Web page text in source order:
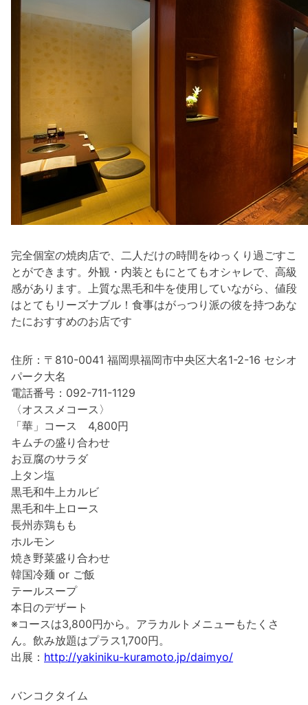
完全個室の焼肉店で、二人だけの時間をゆっくり過ごすこ
とができます。外観・内装ともにとてもオシャレで、高級
感があります。上質な黒毛和牛を使用していながら、値段
はとてもリーズナブル！食事はがっつり派の彼を持つあな
たにおすすめのお店です
住所：〒810-0041 福岡県福岡市中央区大名1-2-16 セシオ
パーク大名
電話番号：092-711-1129
〈オススメコース〉
「華」コース 4,800円
キムチの盛り合わせ
お豆腐のサラダ
上タン塩
黒毛和牛上カルビ
黒毛和牛上ロース
長州赤鶏もも
ホルモン
焼き野菜盛り合わせ
韓国冷麺 or ご飯
テールスープ
本日のデザート
※コースは3,800円から。アラカルトメニューもたくさ
ん。飲み放題はプラス1,700円。
出展： http://yakiniku-kuramoto.jp/daimyo/
バンコクタイム